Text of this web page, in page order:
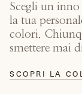
Scegli un inno
la tua
colori.
smettere mai
SCOPRI LA